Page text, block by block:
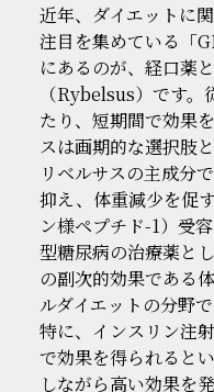
近年、ダイエットに
注目を集めている「
にあるのが、経口薬
（Rybelsus）です
たり、短期間で効果
スは画期的な選択肢
リベルサスの主成分
抑え、体重減少を促
ン様ペプチド-1）受
型糖尿病の治療薬と
の副次的効果である
ルダイエットの分野
特に、インスリン注
で効果を得られると
しながら高い効果を